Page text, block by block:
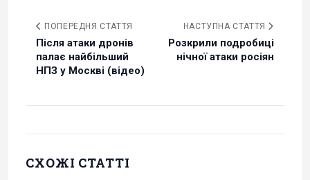
ПОПЕРЕДНЯ СТАТТЯ
Після атаки дронів
палає найбільший
НПЗ у Москві (відео)
НАСТУПНА СТАТТЯ
Розкрили подробиці
нічної атаки росіян
СХОЖІ СТАТТІ